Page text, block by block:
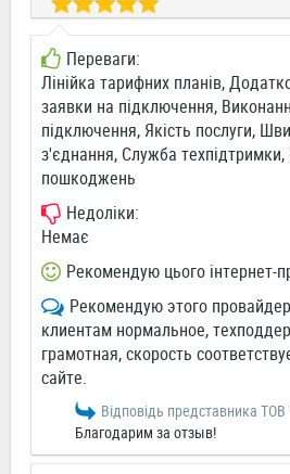
Переваги:
Лінійка тарифних планів,
заявки на підключення,
підключення, Якість послуги,
з'єднання, Служба техпідтримки,
пошкоджень
Недоліки:
Немає
Рекомендую цього інтернет-
Рекомендую этого
клиентам нормальное,
грамотная, скорость
сайте.
Відповідь представника
Благодарим за отзыв!